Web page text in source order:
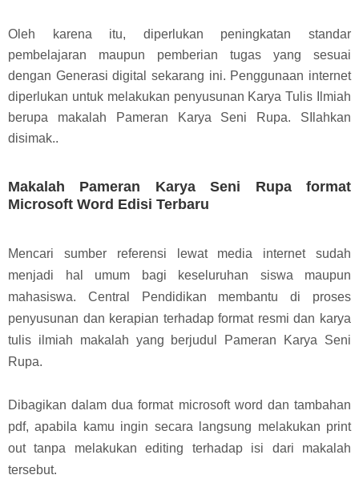
Oleh karena itu, diperlukan peningkatan standar
pembelajaran maupun pemberian tugas yang sesuai
dengan Generasi digital sekarang ini. Penggunaan internet
diperlukan untuk melakukan penyusunan Karya Tulis Ilmiah
berupa makalah Pameran Karya Seni Rupa. SIlahkan
disimak..
Makalah Pameran Karya Seni Rupa format
Microsoft Word Edisi Terbaru
Mencari sumber referensi lewat media internet sudah
menjadi hal umum bagi keseluruhan siswa maupun
mahasiswa. Central Pendidikan membantu di proses
penyusunan dan kerapian terhadap format resmi dan karya
tulis ilmiah makalah yang berjudul Pameran Karya Seni
Rupa.
Dibagikan dalam dua format microsoft word dan tambahan
pdf, apabila kamu ingin secara langsung melakukan print
out tanpa melakukan editing terhadap isi dari makalah
tersebut.